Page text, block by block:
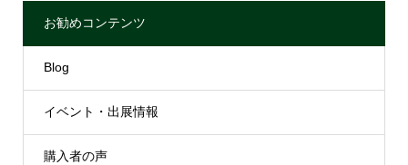
お勧めコンテンツ
Blog
イベント・出展情報
購入者の声